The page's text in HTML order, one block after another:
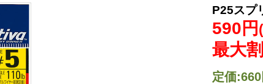
P25スプ
590円
最大
定価:660